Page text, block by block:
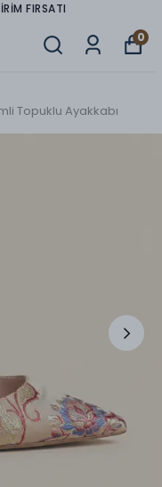
FIRSATI
0
Topuklu Ayakkabı